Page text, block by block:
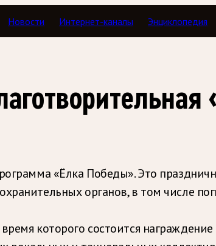
Новости Интернет-каналы Энциклопедия
«Ёлка Победы». Это
органов, в том числе
которого состоится